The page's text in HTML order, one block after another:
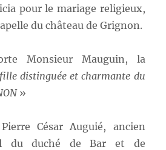
pour le mariage religieux,
du château de Grignon.
Monsieur Mauguin, la
fille distinguée et charmante du
»
César Auguié, ancien
du duché de Bar et de